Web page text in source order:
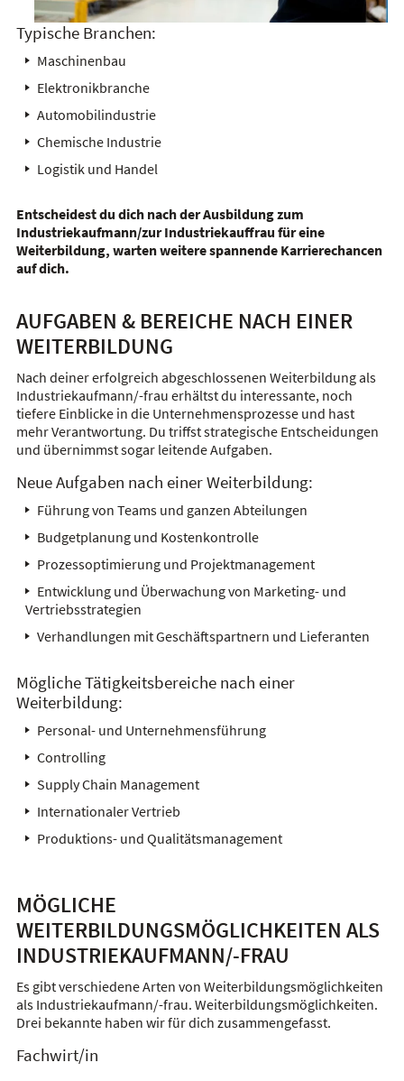
Typische Branchen:
Maschinenbau
Elektronikbranche
Automobilindustrie
Chemische Industrie
Logistik und Handel
Entscheidest du dich nach der Ausbildung zum
Industriekaufmann/zur Industriekauffrau für eine
Weiterbildung, warten weitere spannende Karrierechancen
auf dich.
AUFGABEN & BEREICHE NACH EINER
WEITERBILDUNG
Nach deiner erfolgreich abgeschlossenen Weiterbildung als
Industriekaufmann/-frau erhältst du interessante, noch
tiefere Einblicke in die Unternehmensprozesse und hast
mehr Verantwortung. Du triffst strategische Entscheidungen
und übernimmst sogar leitende Aufgaben.
Neue Aufgaben nach einer Weiterbildung:
Führung von Teams und ganzen Abteilungen
Budgetplanung und Kostenkontrolle
Prozessoptimierung und Projektmanagement
Entwicklung und Überwachung von Marketing- und
Vertriebsstrategien
Verhandlungen mit Geschäftspartnern und Lieferanten
Mögliche Tätigkeitsbereiche nach einer
Weiterbildung:
Personal- und Unternehmensführung
Controlling
Supply Chain Management
Internationaler Vertrieb
Produktions- und Qualitätsmanagement
MÖGLICHE
WEITERBILDUNGSMÖGLICHKEITEN ALS
INDUSTRIEKAUFMANN/-FRAU
Es gibt verschiedene Arten von Weiterbildungsmöglichkeiten
als Industriekaufmann/-frau. Weiterbildungsmöglichkeiten.
Drei bekannte haben wir für dich zusammengefasst.
Fachwirt/in